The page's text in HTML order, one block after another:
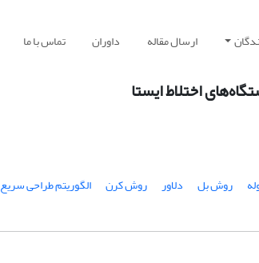
ارسال مقاله داوران تماس با ما
اختلاط ایستا
روش بل دلاور روش کرن
الگوریتم طراحی سریع